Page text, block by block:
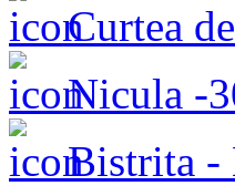
Curtea
Nicula -
Bistrita -